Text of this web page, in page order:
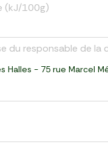
(kJ/100g)
du responsable de la
Halles - 75 rue Marcel